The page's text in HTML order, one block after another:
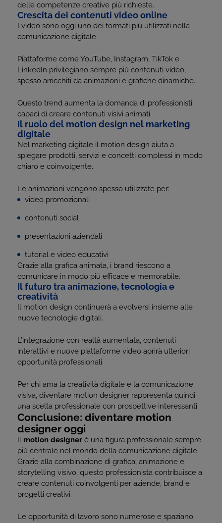
delle competenze creative più richieste.
Crescita dei contenuti video online
I video sono oggi uno dei formati più utilizzati nella
comunicazione digitale.
Piattaforme come YouTube, Instagram, TikTok e
LinkedIn privilegiano sempre più contenuti video,
spesso arricchiti da animazioni e grafiche dinamiche.
Questo trend aumenta la domanda di professionisti
capaci di creare contenuti visivi animati.
Il ruolo del motion design nel marketing
digitale
Nel marketing digitale il motion design aiuta a
spiegare prodotti, servizi e concetti complessi in modo
chiaro e coinvolgente.
Le animazioni vengono spesso utilizzate per:
video promozionali
contenuti social
presentazioni aziendali
tutorial e video educativi
Grazie alla grafica animata, i brand riescono a
comunicare in modo più efficace e memorabile.
Il futuro tra animazione, tecnologia e
creatività
Il motion design continuerà a evolversi insieme alle
nuove tecnologie digitali.
L’integrazione con realtà aumentata, contenuti
interattivi e nuove piattaforme video aprirà ulteriori
opportunità professionali.
Per chi ama la creatività digitale e la comunicazione
visiva, diventare motion designer rappresenta quindi
una scelta professionale con prospettive interessanti.
Conclusione: diventare motion
designer oggi
Il motion designer è una figura professionale sempre
più centrale nel mondo della comunicazione digitale.
Grazie alla combinazione di grafica, animazione e
storytelling visivo, questo professionista contribuisce a
creare contenuti coinvolgenti per aziende, brand e
progetti creativi.
Le opportunità di lavoro sono numerose e spaziano